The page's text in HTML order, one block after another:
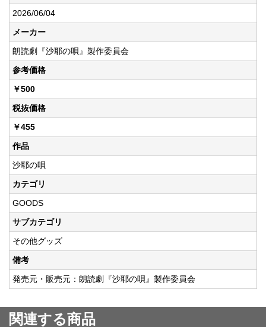
2026/06/04
メーカー
朗読劇『沙耶の唄』製作委員会
参考価格
￥500
税抜価格
￥455
作品
沙耶の唄
カテゴリ
GOODS
サブカテゴリ
その他グッズ
備考
発売元・販売元：朗読劇『沙耶の唄』製作委員会
関連する商品